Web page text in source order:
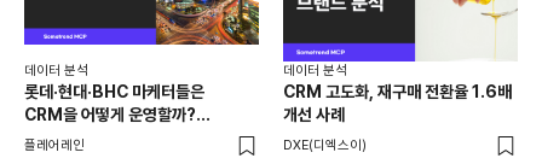
데이터 분석
롯데·현대·BHC 마케터들은
CRM을 어떻게 운영할까?
24개사가 직접 답한 마케팅 자동화
플레어레인
데이터 분석
CRM 고도화, 재구매 전환율 1.6배
개선 사례
DXE(디엑스이)